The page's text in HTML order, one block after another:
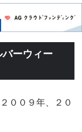
ーウィー
００９年、２０